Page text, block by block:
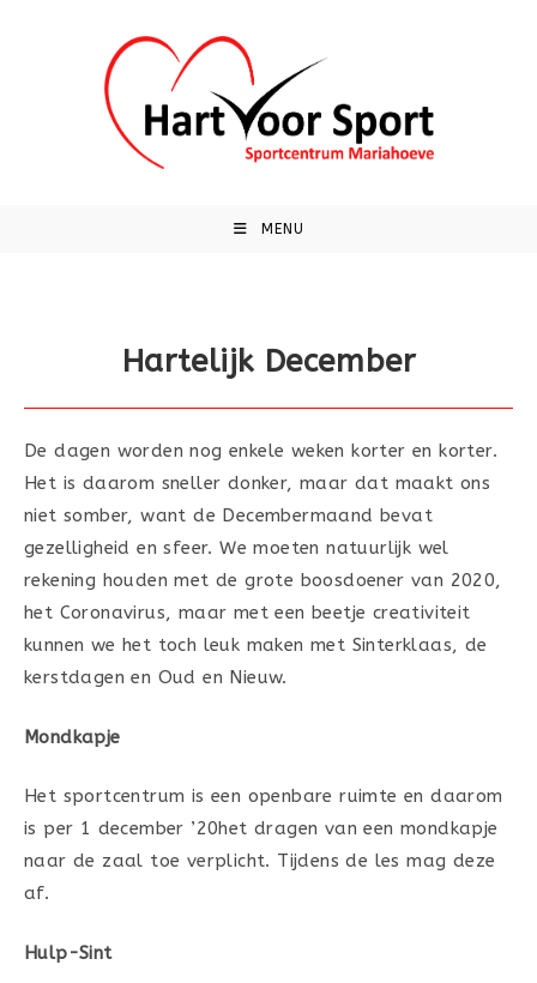
MENU
Hartelijk December
De dagen worden nog enkele weken korter en korter.
Het is daarom sneller donker, maar dat maakt ons
niet somber, want de Decembermaand bevat
gezelligheid en sfeer. We moeten natuurlijk wel
rekening houden met de grote boosdoener van 2020,
het Coronavirus, maar met een beetje creativiteit
kunnen we het toch leuk maken met Sinterklaas, de
kerstdagen en Oud en Nieuw.
Mondkapje
Het sportcentrum is een openbare ruimte en daarom
is per 1 december ’20het dragen van een mondkapje
naar de zaal toe verplicht. Tijdens de les mag deze
af.
Hulp-Sint